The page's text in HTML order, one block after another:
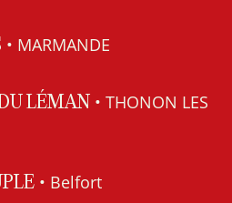
• MARMANDE
LÉMAN • THONON LES
• Belfort